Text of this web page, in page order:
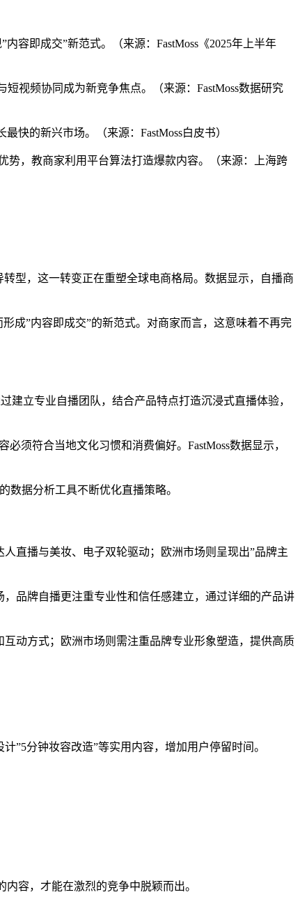
容即成交”新范式。（来源：FastMoss《2025年上半年
视频协同成为新竞争焦点。（来源：FastMoss数据研究
快的新兴市场。（来源：FastMoss白皮书）
势，教商家利用平台算法打造爆款内容。（来源：上海跨
型，这一转变正在重塑全球电商格局。数据显示，自播商
成”内容即成交”的新范式。对商家而言，这意味着不再完
建立专业自播团队，结合产品特点打造沉浸式直播体验，
须符合当地文化习惯和消费偏好。FastMoss数据显示，
数据分析工具不断优化直播策略。
直播与美妆、电子双轮驱动；欧洲市场则呈现出”品牌主
品牌自播更注重专业性和信任感建立，通过详细的产品讲
动方式；欧洲市场则需注重品牌专业形象塑造，提供高质
”5分钟妆容改造”等实用内容，增加用户停留时间。
容，才能在激烈的竞争中脱颖而出。